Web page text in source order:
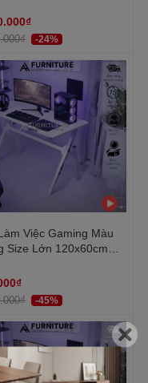
Nội Thất Anh Hoàng
-24%
Việc Gaming Màu
Size Lớn 120x60cm
Chuẩn Bị Hàng Trong
| Nội Thất Anh
-45%